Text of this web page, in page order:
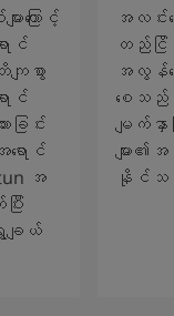
ကြောင့်
ာင်
ျစွာ
င်
ခြင်း
ောင်
အ
ြီး
ချယ်
အလင်း
တည်ငြိ
အလွန်က
စေသည်
မျက်နှ
များ
နိုင်သ